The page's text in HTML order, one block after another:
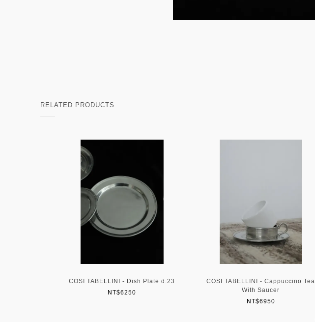
RELATED PRODUCTS
COSI TABELLINI - Dish Plate d.23
NT$6250
COSI TABELLINI - Cappuccino Tea
With Saucer
NT$6950